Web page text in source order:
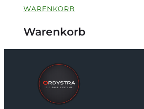
WARENKORB
Warenkorb